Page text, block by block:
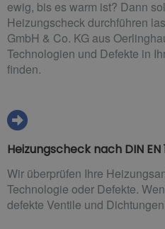
ewig, bis es warm ist? Dann
Heizungscheck durchführen
GmbH & Co. KG aus
Technologien und Defekte in
finden.
Heizungscheck nach DIN EN
Wir überprüfen Ihre
Technologie oder Defekte.
defekte Ventile und